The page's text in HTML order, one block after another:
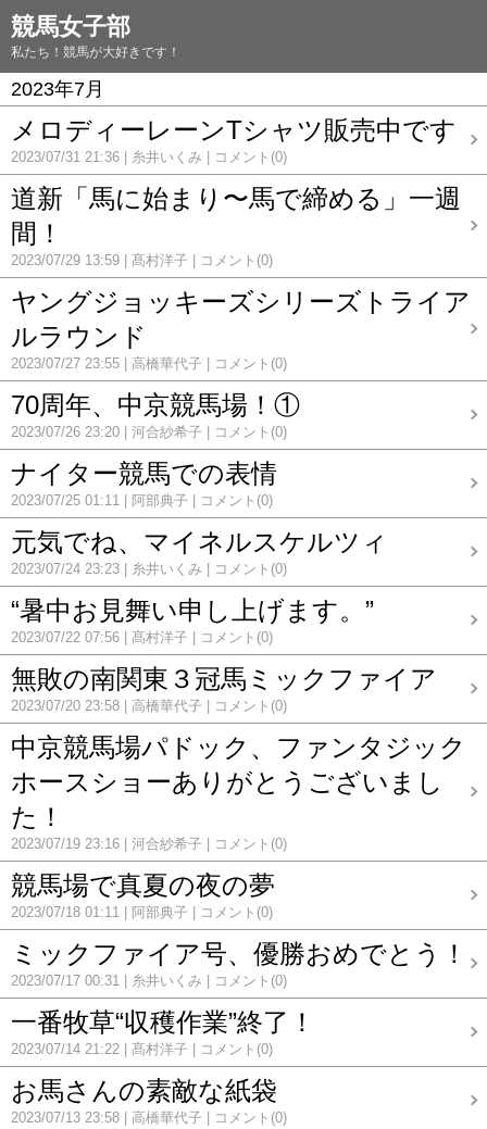
競馬女子部
私たち！競馬が大好きです！
2023年7月
メロディーレーンTシャツ販売中です
2023/07/31 21:36 糸井いくみ コメント(0)
道新「馬に始まり〜馬で締める」一週
間！
2023/07/29 13:59 髙村洋子 コメント(0)
ヤングジョッキーズシリーズトライア
ルラウンド
2023/07/27 23:55 高橋華代子 コメント(0)
70周年、中京競馬場！①
2023/07/26 23:20 河合紗希子 コメント(0)
ナイター競馬での表情
2023/07/25 01:11 阿部典子 コメント(0)
元気でね、マイネルスケルツィ
2023/07/24 23:23 糸井いくみ コメント(0)
“暑中お見舞い申し上げます。”
2023/07/22 07:56 髙村洋子 コメント(0)
無敗の南関東３冠馬ミックファイア
2023/07/20 23:58 高橋華代子 コメント(0)
中京競馬場パドック、ファンタジック
ホースショーありがとうございまし
た！
2023/07/19 23:16 河合紗希子 コメント(0)
競馬場で真夏の夜の夢
2023/07/18 01:11 阿部典子 コメント(0)
ミックファイア号、優勝おめでとう！
2023/07/17 00:31 糸井いくみ コメント(0)
一番牧草“収穫作業”終了！
2023/07/14 21:22 髙村洋子 コメント(0)
お馬さんの素敵な紙袋
2023/07/13 23:58 高橋華代子 コメント(0)